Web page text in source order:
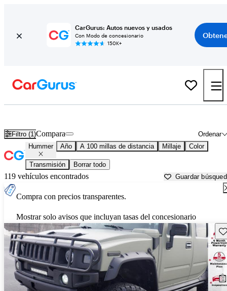
CarGurus: Autos nuevos y usados
Con Modo de concesionario
150K+
Filtro (1) Ordenar
Compara
Hummer Año A 100 millas de distancia Millaje Color
Transmisión Borrar todo
119 vehículos encontrados Guardar
Compra con precios transparentes.
Mostrar solo avisos que incluyan tasas del concesionario